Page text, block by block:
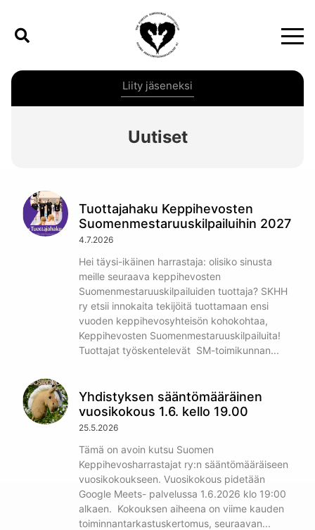
Liity jäseneksi
Uutiset
Tuottajahaku Keppihevosten
Suomenmestaruuskilpailuihin 2027
4.7.2026
Hei täysi-ikäinen harrastaja: olisiko sinusta
meille seuraava keppihevosten
Suomenmestaruuskilpailuiden tuottaja? SKHH
ry etsii innokaita tekijöitä tuottamaan ensi
vuoden keppihevosyhteisön kohokohtaa,
Keppihevosten Suomenmestaruuskilpailuita!
Tuottajat työskentelevät SM-toimikunnan
Yhdistyksen sääntömääräinen
vuosikokous 1.6. kello 19.00
25.5.2026
Tämä on avoin kutsu Suomen
Keppihevosharrastajat ry:n sääntömääräiseen
vuosikokoukseen. Vuosikokous pidetään
Google Meets- palvelussa 1.6.2026 klo 19:00
alkaen. Kokouksen aiheena on viime kauden
toiminnantarkastuskertomus, seuraavan